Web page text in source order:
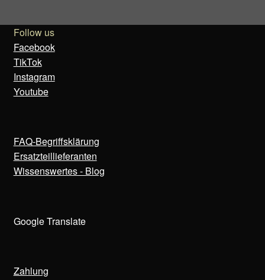
Follow us
Facebook
TikTok
Instagram
Youtube
FAQ-Begriffsklärung
Ersatzteillieferanten
Wissenswertes - Blog
Google Translate
Zahlung